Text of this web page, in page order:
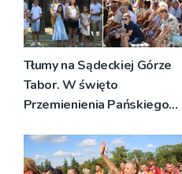
Tłumy na Sądeckiej Górze
Tabor. W święto
Przemienienia Pańskiego
znaczeniu Sakramentów
[ZDJĘCIA]